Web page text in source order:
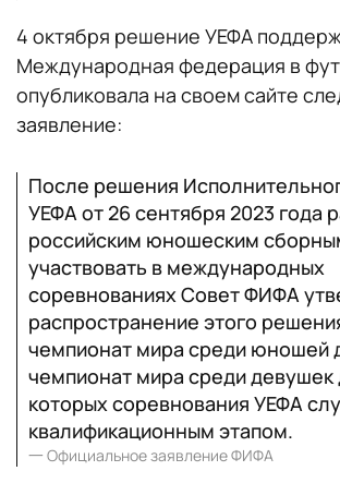
4 октября решение УЕФА
Международная федерация в
опубликовала на своем сайте
заявление:
После решения
УЕФА от 26 сентября 2023 года
российским юношеским
участвовать в международных
соревнованиях Совет ФИФА
распространение этого
чемпионат мира среди юношей
чемпионат мира среди девушек
которых соревнования УЕФА
квалификационным этапом.
一 Официальное заявление ФИФА